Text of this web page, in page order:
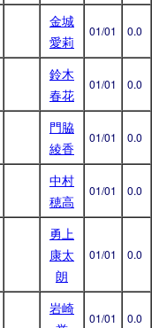
金城
愛莉
01/01 0.0
鈴木
春花
01/01 0.0
門脇
綾香
01/01 0.0
中村
穂高
01/01 0.0
勇上
康太
朗
01/01 0.0
岩崎
01/01 0.0